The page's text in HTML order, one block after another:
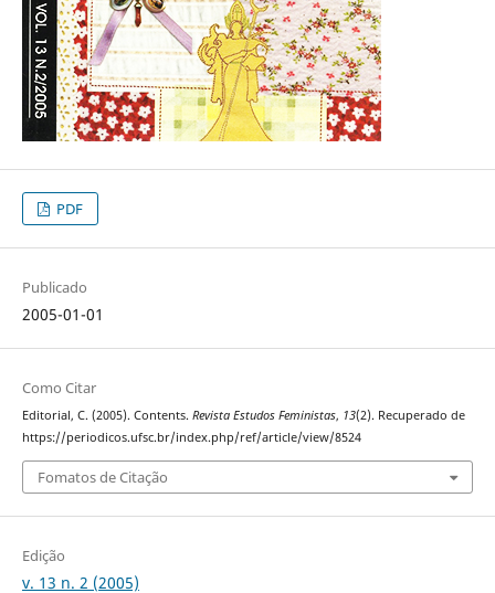
PDF
Publicado
2005-01-01
Como Citar
Editorial, C. (2005). Contents. Revista Estudos Feministas, 13(2). Recuperado de
https://periodicos.ufsc.br/index.php/ref/article/view/8524
Fomatos de Citação
Edição
v. 13 n. 2 (2005)